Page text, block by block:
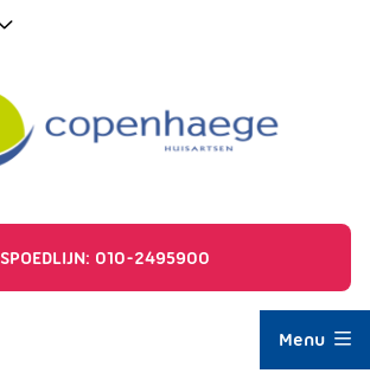
SPOEDLIJN: 010-2495900
Menu